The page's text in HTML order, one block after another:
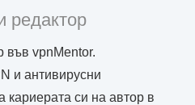
редактор
във vpnMentor.
и антивирусни
си на автор в